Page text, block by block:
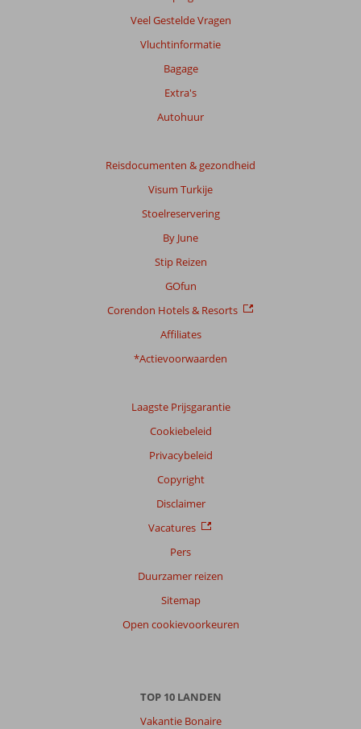
Veel Gestelde Vragen
Vluchtinformatie
Bagage
Extra's
Autohuur
Reisdocumenten & gezondheid
Visum Turkije
Stoelreservering
By June
Stip Reizen
GOfun
Corendon Hotels & Resorts
Affiliates
*Actievoorwaarden
Laagste Prijsgarantie
Cookiebeleid
Privacybeleid
Copyright
Disclaimer
Vacatures
Pers
Duurzamer reizen
Sitemap
Open cookievoorkeuren
TOP 10 LANDEN
Vakantie Bonaire